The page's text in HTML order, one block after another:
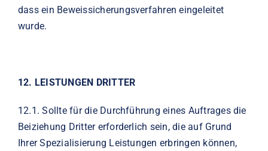
dass ein Beweissicherungsverfahren eingeleitet
wurde.
12. LEISTUNGEN DRITTER
12.1.Sollte für die Durchführung eines Auftrages die
Beiziehung Dritter erforderlich sein, die auf Grund
Ihrer Spezialisierung Leistungen erbringen können,